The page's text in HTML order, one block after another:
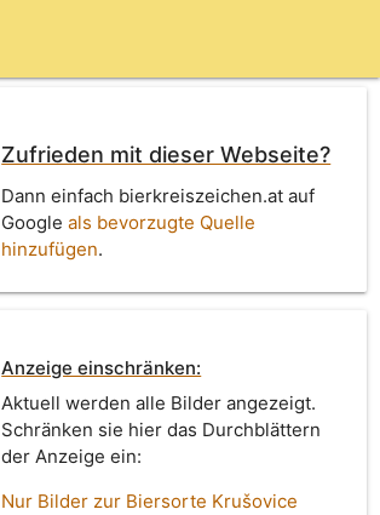
Zufrieden mit dieser Webseite?
Dann einfach bierkreiszeichen.at auf
Googleals bevorzugte Quelle
hinzufügen.
Anzeige einschränken:
Aktuell werden alle Bilder angezeigt.
Schränken sie hier das Durchblättern
der Anzeige ein:
Nur Bilder zur Biersorte Krušovice